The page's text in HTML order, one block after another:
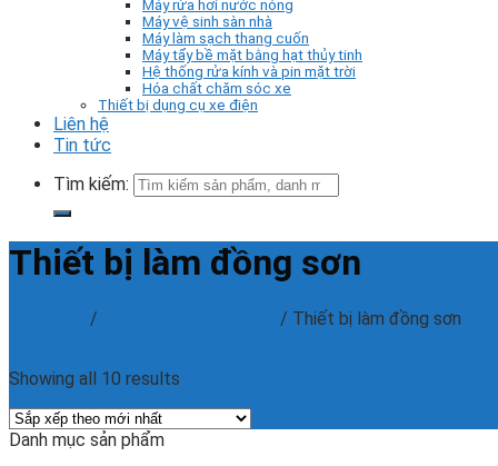
Máy rửa hơi nước nóng
Máy vệ sinh sàn nhà
Máy làm sạch thang cuốn
Máy tẩy bề mặt bằng hạt thủy tinh
Hệ thống rửa kính và pin mặt trời
Hóa chất chăm sóc xe
Thiết bị dụng cụ xe điện
Liên hệ
Tin tức
Tìm kiếm:
Thiết bị làm đồng sơn
/ / Thiết bị làm đồng sơn
Showing all 10 results
Danh mục sản phẩm